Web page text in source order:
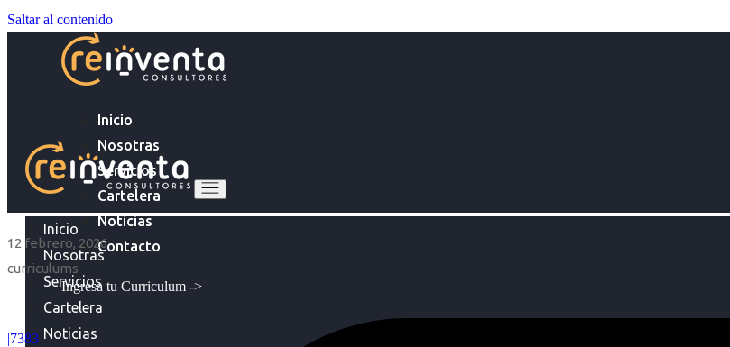
Saltar al contenido
Inicio
Nosotras
Servicios
Cartelera
Noticias
Contacto
Ingresa tu Curriculum ->
Inicio
Nosotras
Servicios
Cartelera
Noticias
12 febrero, 2026
curriculums
|7383